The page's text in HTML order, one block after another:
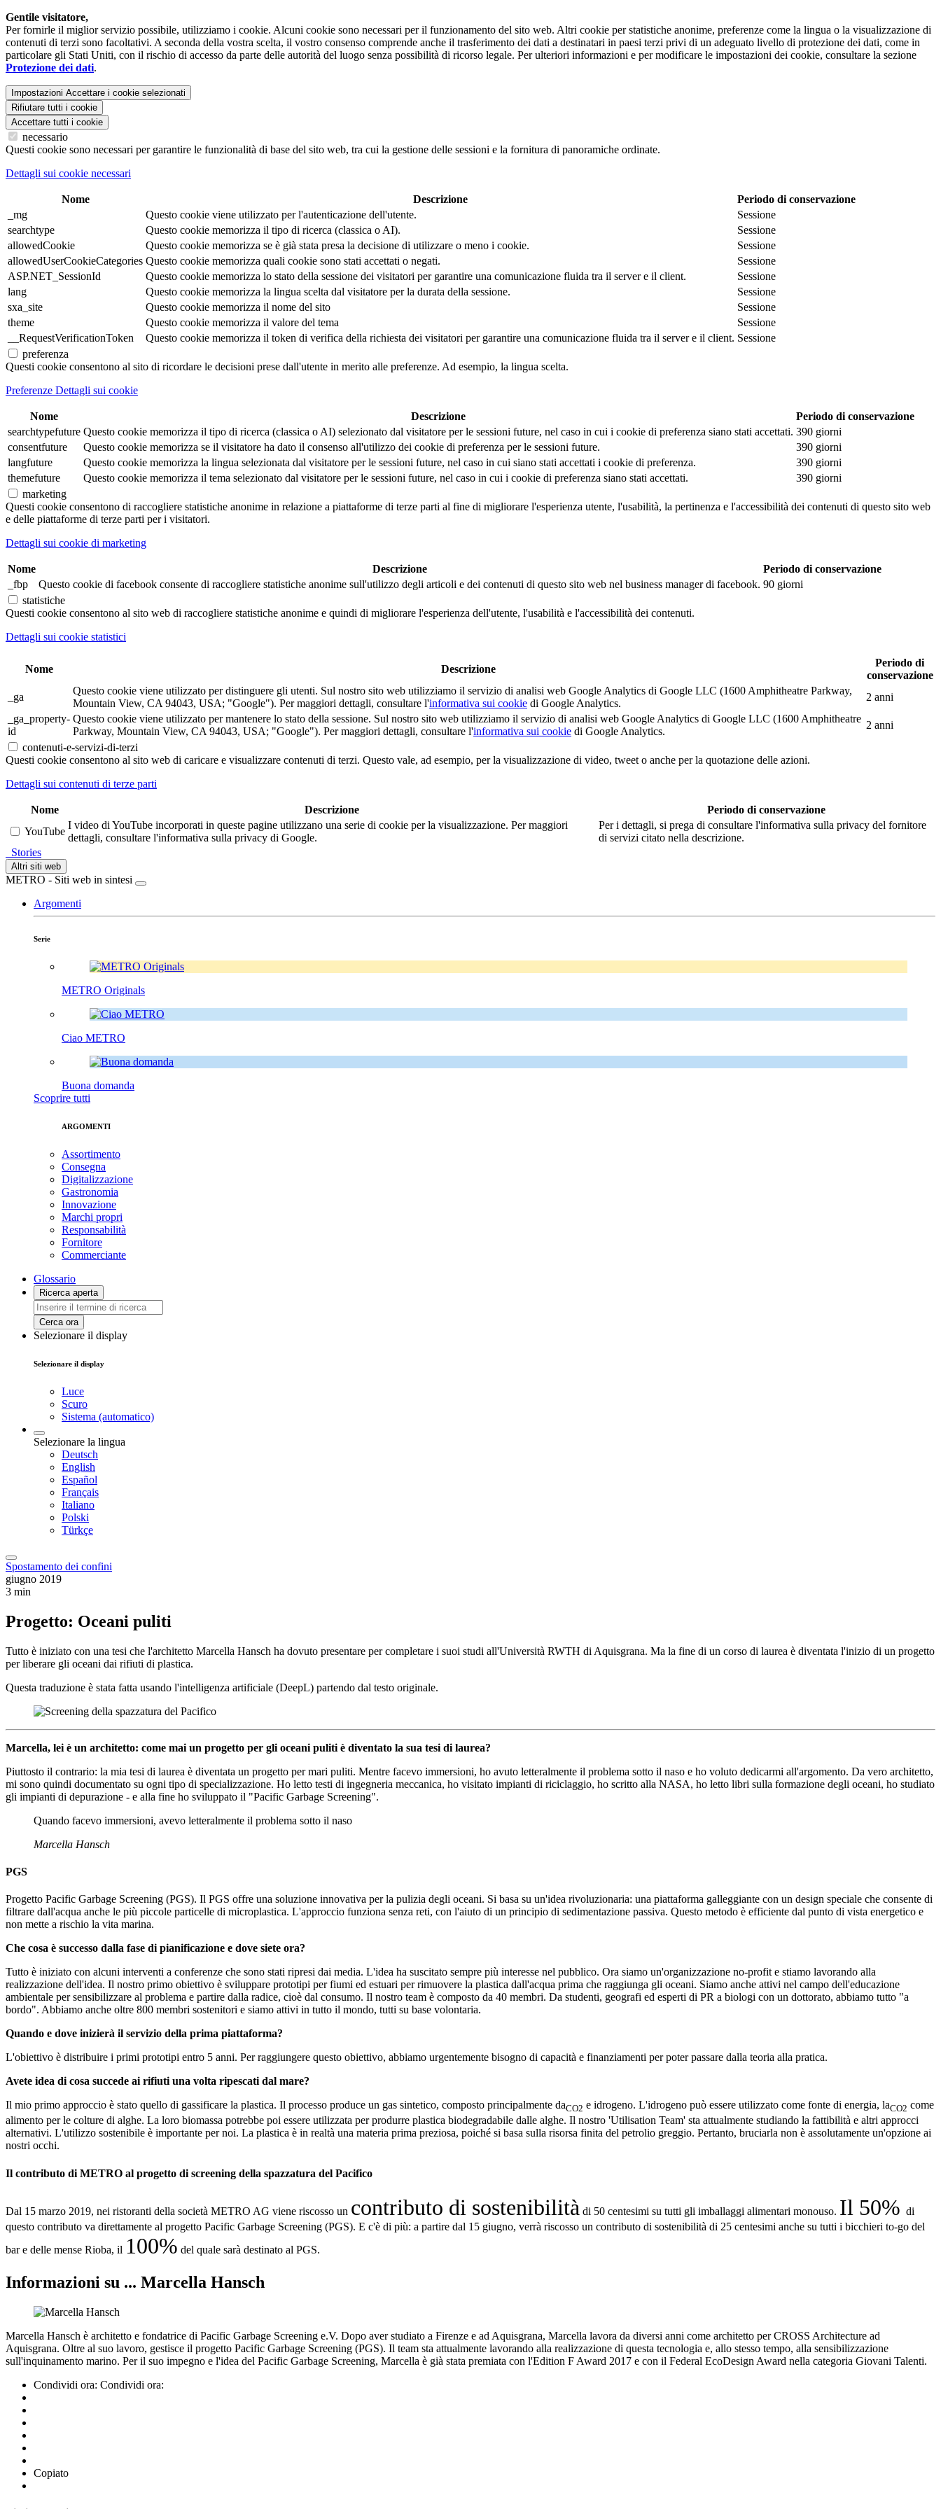
Gentile visitatore,
Per fornirle il miglior servizio possibile, utilizziamo i cookie. Alcuni cookie sono necessari per il funzionamento del sito web. Altri cookie per statistiche anonime, preferenze come la lingua o la visualizzazione di
contenuti di terzi sono facoltativi. A seconda della vostra scelta, il vostro consenso comprende anche il trasferimento dei dati a destinatari in paesi terzi privi di un adeguato livello di protezione dei dati, come in
particolare gli Stati Uniti, con il rischio di accesso da parte delle autorità del luogo senza possibilità di ricorso legale. Per ulteriori informazioni e per modificare le impostazioni dei cookie, consultare la sezione
Protezione dei dati.
Impostazioni Accettare i cookie selezionati
Rifiutare tutti i cookie
Accettare tutti i cookie
necessario
Questi cookie sono necessari per garantire le funzionalità di base del sito web, tra cui la gestione delle sessioni e la fornitura di panoramiche ordinate.
Dettagli sui cookie necessari
Nome Descrizione
Periodo di conservazione
_mg
Questo cookie viene utilizzato per l'autenticazione dell'utente.
Sessione
searchtype
Questo cookie memorizza il tipo di ricerca (classica o AI).
Sessione
allowedCookie
Questo cookie memorizza se è già stata presa la decisione di utilizzare o meno i cookie.
Sessione
allowedUserCookieCategories Questo cookie memorizza quali cookie sono stati accettati o negati.
Sessione
ASP.NET_SessionId
Questo cookie memorizza lo stato della sessione dei visitatori per garantire una comunicazione fluida tra il server e il client.
Sessione
lang
Questo cookie memorizza la lingua scelta dal visitatore per la durata della sessione.
Sessione
sxa_site
Questo cookie memorizza il nome del sito
Sessione
theme
Questo cookie memorizza il valore del tema
Sessione
__RequestVerificationToken
Questo cookie memorizza il token di verifica della richiesta dei visitatori per garantire una comunicazione fluida tra il server e il client. Sessione
preferenza
Questi cookie consentono al sito di ricordare le decisioni prese dall'utente in merito alle preferenze. Ad esempio, la lingua scelta.
Preferenze Dettagli sui cookie
Nome Descrizione
Periodo di conservazione
searchtypefuture Questo cookie memorizza il tipo di ricerca (classica o AI) selezionato dal visitatore per le sessioni future, nel caso in cui i cookie di preferenza siano stati accettati. 390 giorni
consentfuture
Questo cookie memorizza se il visitatore ha dato il consenso all'utilizzo dei cookie di preferenza per le sessioni future.
390 giorni
langfuture
Questo cookie memorizza la lingua selezionata dal visitatore per le sessioni future, nel caso in cui siano stati accettati i cookie di preferenza.
390 giorni
themefuture
Questo cookie memorizza il tema selezionato dal visitatore per le sessioni future, nel caso in cui i cookie di preferenza siano stati accettati.
390 giorni
marketing
Questi cookie consentono di raccogliere statistiche anonime in relazione a piattaforme di terze parti al fine di migliorare l'esperienza utente, l'usabilità, la pertinenza e l'accessibilità dei contenuti di questo sito web
e delle piattaforme di terze parti per i visitatori.
Dettagli sui cookie di marketing
Nome Descrizione
Periodo di conservazione
_fbp
Questo cookie di facebook consente di raccogliere statistiche anonime sull'utilizzo degli articoli e dei contenuti di questo sito web nel business manager di facebook. 90 giorni
statistiche
Questi cookie consentono al sito web di raccogliere statistiche anonime e quindi di migliorare l'esperienza dell'utente, l'usabilità e l'accessibilità dei contenuti.
Dettagli sui cookie statistici
Nome Descrizione
Periodo di
conservazione
_ga
Questo cookie viene utilizzato per distinguere gli utenti. Sul nostro sito web utilizziamo il servizio di analisi web Google Analytics di Google LLC (1600 Amphitheatre Parkway,
Mountain View, CA 94043, USA; "Google"). Per maggiori dettagli, consultare l'informativa sui cookie di Google Analytics.
2 anni
_ga_property-
id
Questo cookie viene utilizzato per mantenere lo stato della sessione. Sul nostro sito web utilizziamo il servizio di analisi web Google Analytics di Google LLC (1600 Amphitheatre
Parkway, Mountain View, CA 94043, USA; "Google"). Per maggiori dettagli, consultare l'informativa sui cookie di Google Analytics.
2 anni
contenuti-e-servizi-di-terzi
Questi cookie consentono al sito web di caricare e visualizzare contenuti di terzi. Questo vale, ad esempio, per la visualizzazione di video, tweet o anche per la quotazione delle azioni.
Dettagli sui contenuti di terze parti
Nome Descrizione
Periodo di conservazione
YouTube
I video di YouTube incorporati in queste pagine utilizzano una serie di cookie per la visualizzazione. Per maggiori
dettagli, consultare l'informativa sulla privacy di Google.
Per i dettagli, si prega di consultare l'informativa sulla privacy del fornitore
di servizi citato nella descrizione.
Stories
Altri siti web
METRO - Siti web in sintesi
Argomenti
Serie
METRO Originals
Ciao METRO
Buona domanda
Scoprire tutti
ARGOMENTI
Assortimento
Consegna
Digitalizzazione
Gastronomia
Innovazione
Marchi propri
Responsabilità
Fornitore
Commerciante
Glossario
Ricerca aperta
Cerca ora
Selezionare il display
Selezionare il display
Luce
Scuro
Sistema (automatico)
Selezionare la lingua
Deutsch
English
Español
Français
Italiano
Polski
Türkçe
Spostamento dei confini
giugno 2019
3 min
Progetto: Oceani puliti
Tutto è iniziato con una tesi che l'architetto Marcella Hansch ha dovuto presentare per completare i suoi studi all'Università RWTH di Aquisgrana. Ma la fine di un corso di laurea è diventata l'inizio di un progetto
per liberare gli oceani dai rifiuti di plastica.
Questa traduzione è stata fatta usando l'intelligenza artificiale (DeepL) partendo dal testo originale.
Marcella, lei è un architetto: come mai un progetto per gli oceani puliti è diventato la sua tesi di laurea?
Piuttosto il contrario: la mia tesi di laurea è diventata un progetto per mari puliti. Mentre facevo immersioni, ho avuto letteralmente il problema sotto il naso e ho voluto dedicarmi all'argomento. Da vero architetto,
mi sono quindi documentato su ogni tipo di specializzazione. Ho letto testi di ingegneria meccanica, ho visitato impianti di riciclaggio, ho scritto alla NASA, ho letto libri sulla formazione degli oceani, ho studiato
gli impianti di depurazione - e alla fine ho sviluppato il "Pacific Garbage Screening".
Quando facevo immersioni, avevo letteralmente il problema sotto il naso
Marcella Hansch
PGS
Progetto Pacific Garbage Screening (PGS). Il PGS offre una soluzione innovativa per la pulizia degli oceani. Si basa su un'idea rivoluzionaria: una piattaforma galleggiante con un design speciale che consente di
filtrare dall'acqua anche le più piccole particelle di microplastica. L'approccio funziona senza reti, con l'aiuto di un principio di sedimentazione passiva. Questo metodo è efficiente dal punto di vista energetico e
non mette a rischio la vita marina.
Che cosa è successo dalla fase di pianificazione e dove siete ora?
Tutto è iniziato con alcuni interventi a conferenze che sono stati ripresi dai media. L'idea ha suscitato sempre più interesse nel pubblico. Ora siamo un'organizzazione no-profit e stiamo lavorando alla
realizzazione dell'idea. Il nostro primo obiettivo è sviluppare prototipi per fiumi ed estuari per rimuovere la plastica dall'acqua prima che raggiunga gli oceani. Siamo anche attivi nel campo dell'educazione
ambientale per sensibilizzare al problema e partire dalla radice, cioè dal consumo. Il nostro team è composto da 40 membri. Da studenti, geografi ed esperti di PR a biologi con un dottorato, abbiamo tutto "a
bordo". Abbiamo anche oltre 800 membri sostenitori e siamo attivi in tutto il mondo, tutti su base volontaria.
Quando e dove inizierà il servizio della prima piattaforma?
L'obiettivo è distribuire i primi prototipi entro 5 anni. Per raggiungere questo obiettivo, abbiamo urgentemente bisogno di capacità e finanziamenti per poter passare dalla teoria alla pratica.
Avete idea di cosa succede ai rifiuti una volta ripescati dal mare?
Il mio primo approccio è stato quello di gassificare la plastica. Il processo produce un gas sintetico, composto principalmente daCO2 e idrogeno. L'idrogeno può essere utilizzato come fonte di energia, laCO2 come
alimento per le colture di alghe. La loro biomassa potrebbe poi essere utilizzata per produrre plastica biodegradabile dalle alghe. Il nostro 'Utilisation Team' sta attualmente studiando la fattibilità e altri approcci
alternativi. L'utilizzo sostenibile è importante per noi. La plastica è in realtà una materia prima preziosa, poiché si basa sulla risorsa finita del petrolio greggio. Pertanto, bruciarla non è assolutamente un'opzione ai
nostri occhi.
Il contributo di METRO al progetto di screening della spazzatura del Pacifico
Dal 15 marzo 2019, nei ristoranti della società METRO AG viene riscosso un contributo di sostenibilità di 50 centesimi su tutti gli imballaggi alimentari monouso. Il 50% di
questo contributo va direttamente al progetto Pacific Garbage Screening (PGS). E c'è di più: a partire dal 15 giugno, verrà riscosso un contributo di sostenibilità di 25 centesimi anche su tutti i bicchieri to-go del
bar e delle mense Rioba, il 100% del quale sarà destinato al PGS.
Informazioni su ... Marcella Hansch
Marcella Hansch è architetto e fondatrice di Pacific Garbage Screening e.V. Dopo aver studiato a Firenze e ad Aquisgrana, Marcella lavora da diversi anni come architetto per CROSS Architecture ad
Aquisgrana. Oltre al suo lavoro, gestisce il progetto Pacific Garbage Screening (PGS). Il team sta attualmente lavorando alla realizzazione di questa tecnologia e, allo stesso tempo, alla sensibilizzazione
sull'inquinamento marino. Per il suo impegno e l'idea del Pacific Garbage Screening, Marcella è già stata premiata con l'Edition F Award 2017 e con il Federal EcoDesign Award nella categoria Giovani Talenti.
Condividi ora: Condividi ora:
Copiato